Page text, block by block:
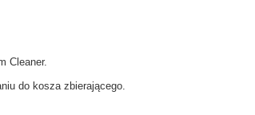
Cleaner.
do kosza zbierającego.